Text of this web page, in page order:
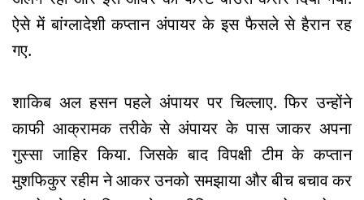
ऐसे में बांग्लादेशी कप्तान अंपायर के इस फैसले से हैरान रह
गए.
शाकिब अल हसन पहले अंपायर पर चिल्लाए. फिर उन्होंने
काफी आक्रामक तरीके से अंपायर के पास जाकर अपना
गुस्सा जाहिर किया. जिसके बाद विपक्षी टीम के कप्तान
मुशफिकुर रहीम ने आकर उनको समझाया और बीच बचाव कर